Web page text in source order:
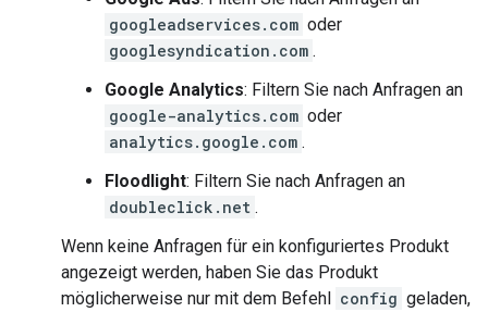
googleadservices.com oder
googlesyndication.com .
Google Analytics: Filtern Sie nach Anfragen an
google-analytics.com oder
analytics.google.com .
Floodlight: Filtern Sie nach Anfragen an
doubleclick.net .
Wenn keine Anfragen für ein konfiguriertes Produkt
angezeigt werden, haben Sie das Produkt
möglicherweise nur mit dem Befehl config geladen,